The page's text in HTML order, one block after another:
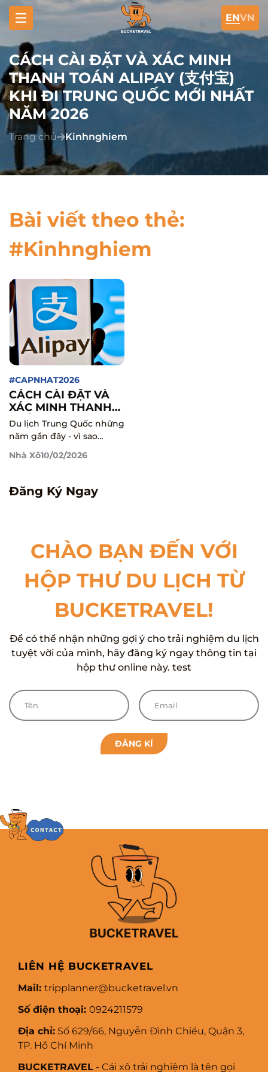
ENVN
CÁCH CÀI ĐẶT VÀ XÁC MINH
THANH TOÁN ALIPAY (支付宝)
KHI ĐI TRUNG QUỐC MỚI NHẤT
NĂM 2026
Trang chủ Kinhnghiem
Bài viết theo thẻ:
#Kinhnghiem
#CAPNHAT2026
CÁCH CÀI ĐẶT VÀ
XÁC MINH THANH
TOÁN ALIPAY (支付
宝) KHI ĐI TRUNG
QUỐC MỚI NHẤT
NĂM 2026
Du lịch Trung Quốc những
năm gần đây - vì sao
Alipay gần như là ứng
dụng bắt buộc và đăng ký
Nhà Xô10/02/2026
Đăng Ký Ngay
CHÀO BẠN ĐẾN VỚI
HỘP THƯ DU LỊCH TỪ
BUCKETRAVEL!
Để có thể nhận những gợi ý cho trải nghiệm du lịch
tuyệt vời của mình, hãy đăng ký ngay thông tin tại
hộp thư online này. test
ĐĂNG KÍ
LIÊN HỆ BUCKETRAVEL
Mail: tripplanner@bucketravel.vn
Số điện thoại: 0924211579
Địa chỉ: Số 629/66, Nguyễn Đình Chiểu, Quận 3,
TP. Hồ Chí Minh
BUCKETRAVEL - Cái xô trải nghiệm là tên gọi